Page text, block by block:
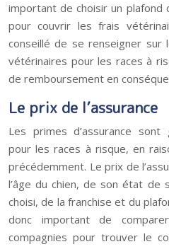
important de choisir un
pour couvrir les frais
conseillé de se renseigner sur
vétérinaires pour les races à
de remboursement en
Le prix de l’assurance
Les primes d’assurance
pour les races à risque, en
précédemment. Le prix de
l’âge du chien, de son état de
choisi, de la franchise et du
donc important de
compagnies pour trouver le